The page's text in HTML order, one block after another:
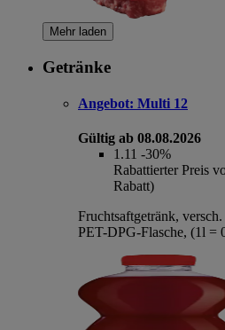
Mehr laden
Getränke
Angebot: Multi 12
Gültig ab 08.08.2026
1.11 -30%
Rabattierter Preis
Rabatt)
Fruchtsaftgetränk,
PET-DPG-Flasche, (1l =